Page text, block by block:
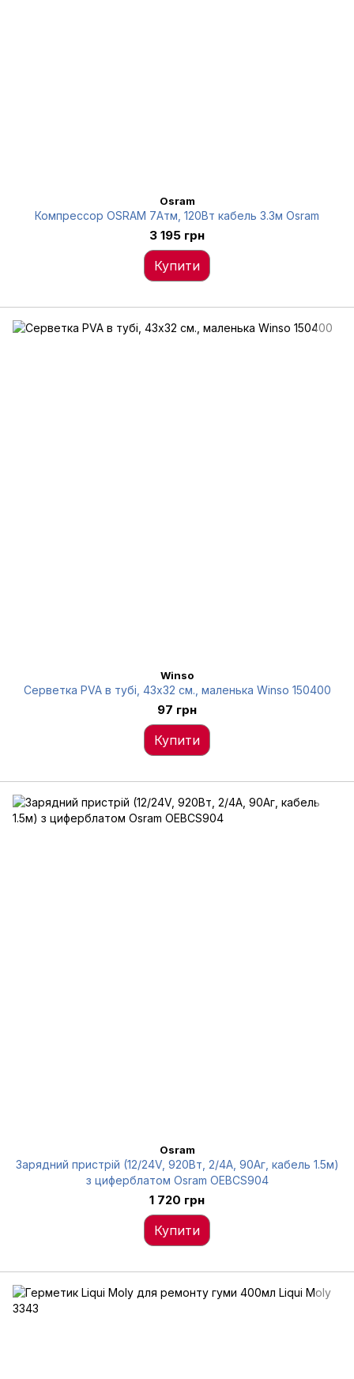
Osram
Компрессор OSRAM 7Атм, 120Вт кабель 3.3м Osram
3 195 грн
Купити
Winso
Серветка PVA в тубі, 43x32 см., маленька Winso 150400
97 грн
Купити
Osram
Зарядний пристрій (12/24V, 920Вт, 2/4А, 90Аг, кабель 1.5м)
з циферблатом Osram OEBCS904
1 720 грн
Купити